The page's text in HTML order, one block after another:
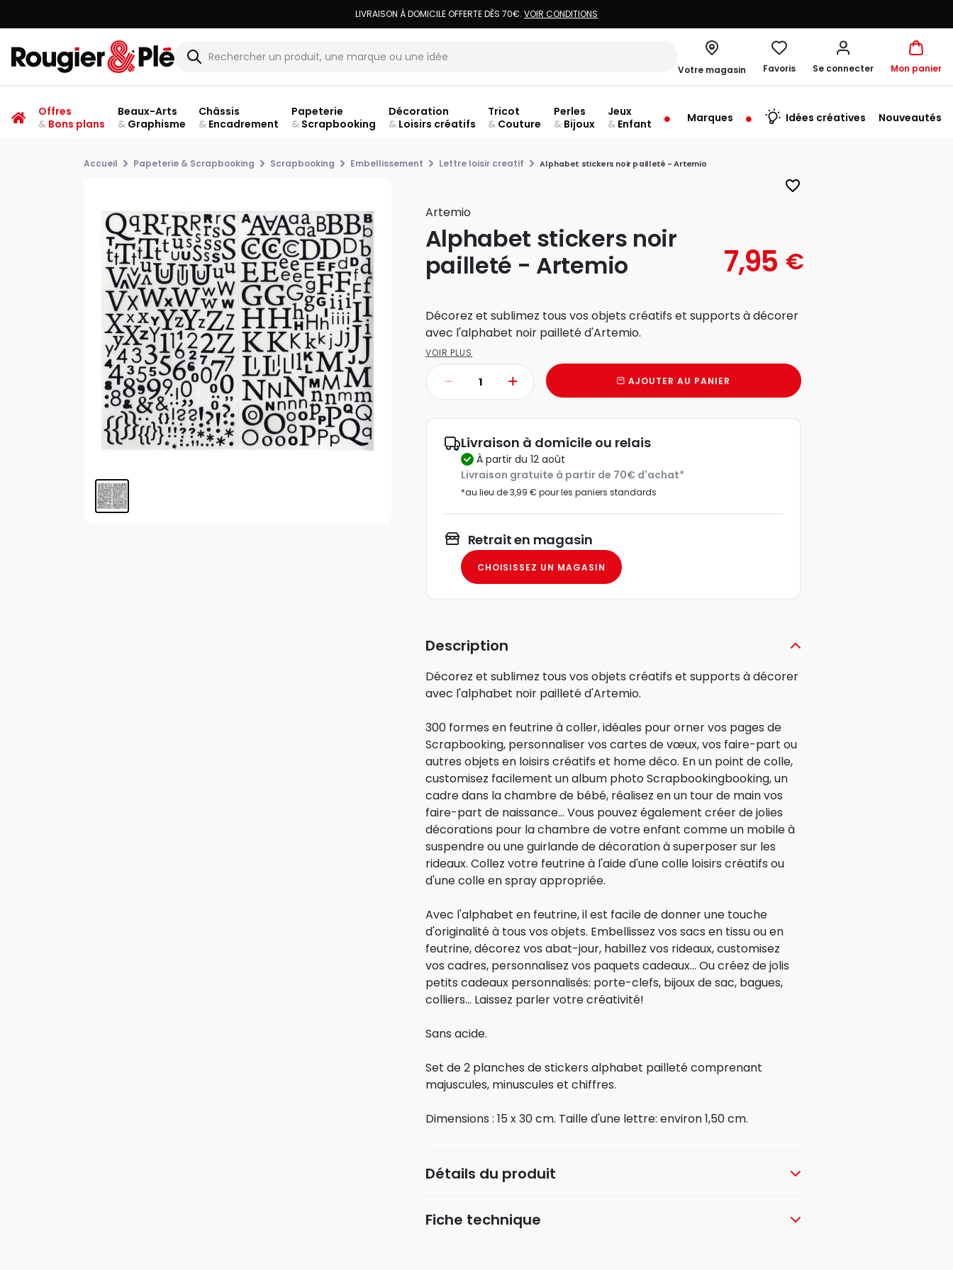
LIVRAISON À DOMICILE OFFERTE DÈS 70€. VOIR CONDITIONS
Votre magasin
Ferme à 19:30
Favoris Se connecter Mon panier
Offres
&Bons plans
Beaux-Arts
&Graphisme
Châssis
&Encadrement
Papeterie
&Scrapbooking
Décoration
&Loisirs créatifs
Tricot
& Couture
Perles
& Bijoux
Jeux
& Enfant Marques Idées créatives Nouveautés
Accueil Papeterie & Scrapbooking Scrapbooking Embellissement Lettre loisir creatif Alphabet stickers noir pailleté - Artemio
favorite_border
Artemio
Alphabet stickers noir
pailleté - Artemio
7,95 €
Décorez et sublimez tous vos objets créatifs et supports à décorer
avec l'alphabet noir pailleté d'Artemio.
VOIR PLUS
AJOUTER AU PANIER
Livraison à domicile ou relais
à partir du 12 août
Livraison gratuite à partir de 70€ d'achat*
*au lieu de 3,99 € pour les paniers standards
Retrait en magasin
CHOISISSEZ UN MAGASIN
Description
Décorez et sublimez tous vos objets créatifs et supports à décorer
avec l'alphabet noir pailleté d'Artemio.
300 formes en feutrine à coller, idéales pour orner vos pages de
Scrapbooking, personnaliser vos cartes de vœux, vos faire-part ou
autres objets en loisirs créatifs et home déco. En un point de colle,
customisez facilement un album photo Scrapbookingbooking, un
cadre dans la chambre de bébé, réalisez en un tour de main vos
faire-part de naissance... Vous pouvez également créer de jolies
décorations pour la chambre de votre enfant comme un mobile à
suspendre ou une guirlande de décoration à superposer sur les
rideaux. Collez votre feutrine à l'aide d'une colle loisirs créatifs ou
d'une colle en spray appropriée.
Avec l'alphabet en feutrine, il est facile de donner une touche
d'originalité à tous vos objets. Embellissez vos sacs en tissu ou en
feutrine, décorez vos abat-jour, habillez vos rideaux, customisez
vos cadres, personnalisez vos paquets cadeaux... Ou créez de jolis
petits cadeaux personnalisés: porte-clefs, bijoux de sac, bagues,
colliers... Laissez parler votre créativité!
Sans acide.
Set de 2 planches de stickers alphabet pailleté comprenant
majuscules, minuscules et chiffres.
Dimensions : 15 x 30 cm. Taille d'une lettre: environ 1,50 cm.
Détails du produit
Fiche technique